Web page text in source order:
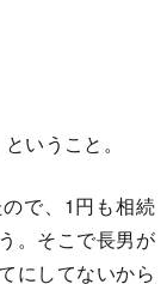
ということ。
で、1円も相続
。そこで長男が
にしてないから